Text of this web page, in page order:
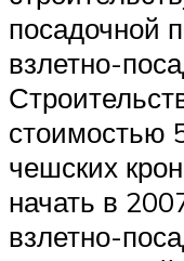
посадочной
взлетно-
стоимостью
чешских
начать в
взлетно-